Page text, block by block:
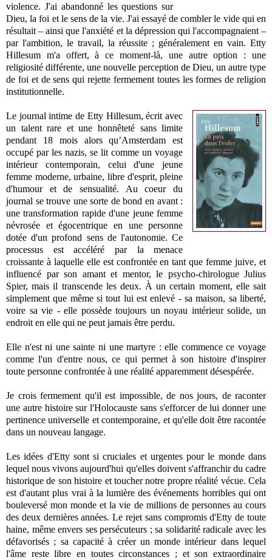
violence. J'ai abandonné les questions sur
Dieu, la foi et le sens de la vie. J'ai essayé de combler le vide qui en
résultait – ainsi que l'anxiété et la dépression qui l'accompagnaient –
par l'ambition, le travail, la réussite ; généralement en vain. Etty
Hillesum m'a offert, à ce moment-là, une autre option : une
religiosité différente, une nouvelle perception de Dieu, un autre type
de foi et de sens qui rejette fermement toutes les formes de religion
institutionnelle.
Le journal intime de Etty Hillesum, écrit avec
un talent rare et une honnêteté sans limite
pendant 18 mois alors qu’Amsterdam est
occupé par les nazis, se lit comme un voyage
intérieur contemporain, celui d'une jeune
femme moderne, urbaine, libre d'esprit, pleine
d'humour et de sensualité. Au coeur du
journal se trouve une sorte de bond en avant :
une transformation rapide d'une jeune femme
névrosée et égocentrique en une personne
dotée d'un profond sens de l'autonomie. Ce
processus est accéléré par la menace
croissante à laquelle elle est confrontée en tant que femme juive, et
influencé par son amant et mentor, le psycho-chirologue Julius
Spier, mais il transcende les deux. À un certain moment, elle sait
simplement que même si tout lui est enlevé - sa maison, sa liberté,
voire sa vie - elle possède toujours un noyau intérieur solide, un
endroit en elle qui ne peut jamais être perdu.
Elle n'est ni une sainte ni une martyre : elle commence ce voyage
comme l'un d'entre nous, ce qui permet à son histoire d'inspirer
toute personne confrontée à une réalité apparemment désespérée.
Je crois fermement qu'il est impossible, de nos jours, de raconter
une autre histoire sur l'Holocauste sans s'efforcer de lui donner une
pertinence universelle et contemporaine, et qu'elle doit être racontée
dans un nouveau langage.
Les idées d'Etty sont si cruciales et urgentes pour le monde dans
lequel nous vivons aujourd'hui qu'elles doivent s'affranchir du cadre
historique de son histoire et toucher notre propre réalité vécue. Cela
est d'autant plus vrai à la lumière des événements horribles qui ont
bouleversé mon monde et la vie de millions de personnes au cours
des deux dernières années. Le rejet sans compromis d'Etty de toute
haine, même envers ses persécuteurs ; sa solidarité radicale avec les
défavorisés ; sa capacité à créer un monde intérieur dans lequel
l'âme reste libre en toutes circonstances ; et son extraordinaire